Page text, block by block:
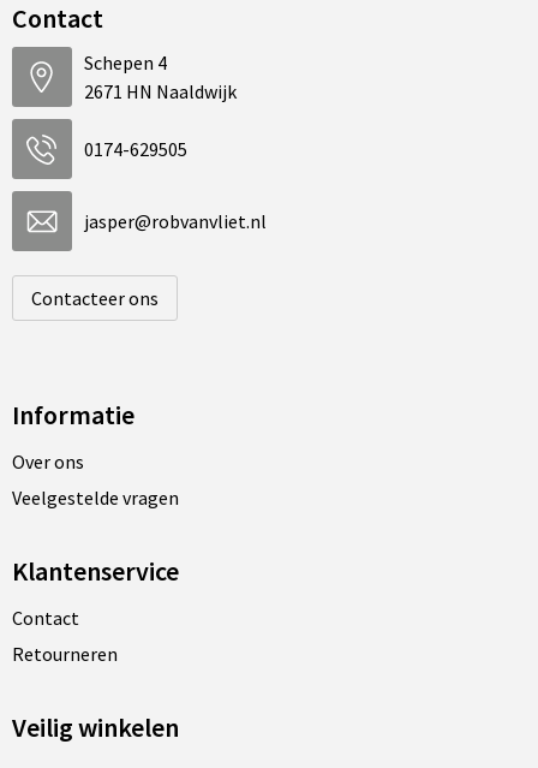
Contact
Schepen 4
2671 HN Naaldwijk
0174-629505
jasper@robvanvliet.nl
Contacteer ons
Informatie
Over ons
Veelgestelde vragen
Klantenservice
Contact
Retourneren
Veilig winkelen